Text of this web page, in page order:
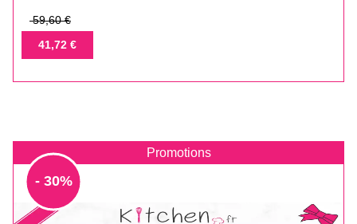
Prix
base
59,60 €
Prix41,72 €
Promotions
- 30%